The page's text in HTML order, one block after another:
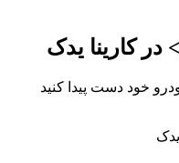
خود دست پیدا کنید